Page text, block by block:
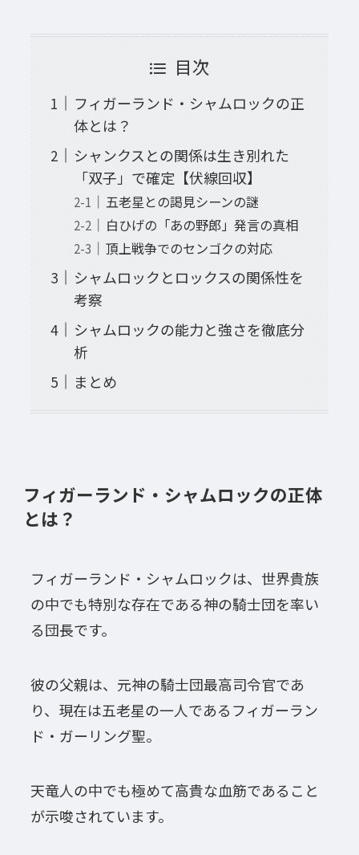
目次
フィガーランド・シャムロックの正
体とは？
シャンクスとの関係は生き別れた
「双子」で確定【伏線回収】
五老星との謁見シーンの謎
白ひげの「あの野郎」発言の真相
頂上戦争でのセンゴクの対応
シャムロックとロックスの関係性を
考察
シャムロックの能力と強さを徹底分
析
まとめ
フィガーランド・シャムロックの正体
とは？
フィガーランド・シャムロックは、世界貴族
の中でも特別な存在である神の騎士団を率い
る団長です。
彼の父親は、元神の騎士団最高司令官であ
り、現在は五老星の一人であるフィガーラン
ド・ガーリング聖。
天竜人の中でも極めて高貴な血筋であること
が示唆されています。